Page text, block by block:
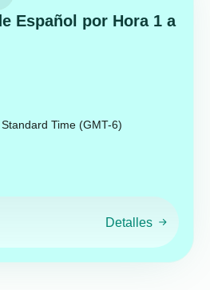
Español por Hora 1 a
Time (GMT-6)
Detalles